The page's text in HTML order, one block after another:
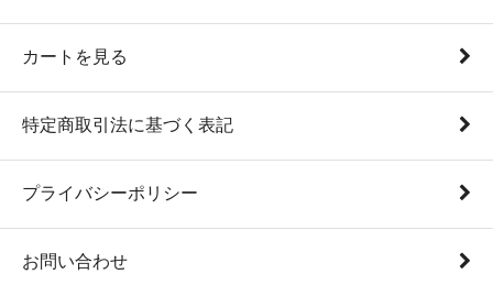
カートを見る
特定商取引法に基づく表記
プライバシーポリシー
お問い合わせ